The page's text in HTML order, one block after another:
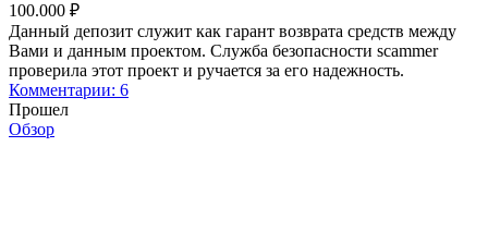
100.000 ₽
Данный депозит служит как гарант возврата средств между
Вами и данным проектом. Служба безопасности scammer
проверила этот проект и ручается за его надежность.
Комментарии: 6
Прошел
Обзор